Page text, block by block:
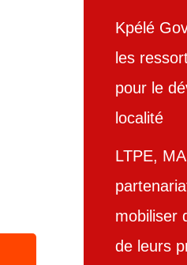
Kpélé
les
pour le
localité
LTPE,
mobiliser
de leurs